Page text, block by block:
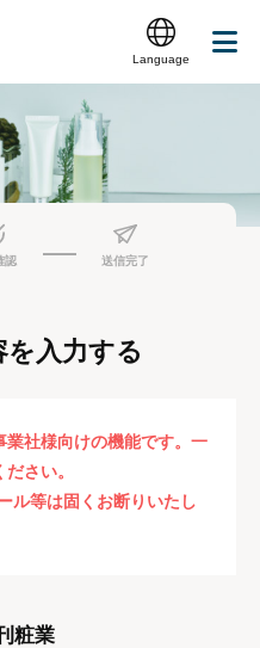
Language
認 送信完了
を入力する
業社様向けの機能です。一
さい。
ル等は固くお断りいたし
粧業